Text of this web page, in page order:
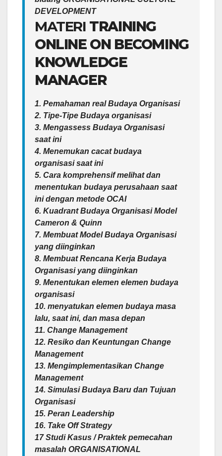
DEVELOPMENT
MATERI TRAINING
ONLINE ON BECOMING
KNOWLEDGE
MANAGER
1. Pemahaman real Budaya Organisasi
2. Tipe-Tipe Budaya organisasi
3. Mengassess Budaya Organisasi
saat ini
4. Menemukan cacat budaya
organisasi saat ini
5. Cara komprehensif melihat dan
menentukan budaya perusahaan saat
ini dengan metode OCAI
6. Kuadrant Budaya Organisasi Model
Cameron & Quinn
7. Membuat Model Budaya Organisasi
yang diinginkan
8. Membuat Rencana Kerja Budaya
Organisasi yang diinginkan
9. Menentukan elemen elemen budaya
organisasi
10. menyatukan elemen budaya masa
lalu, saat ini, dan masa depan
11. Change Management
12. Resiko dan Keuntungan Change
Management
13. Mengimplementasikan Change
Management
14. Simulasi Budaya Baru dan Tujuan
Organisasi
15. Peran Leadership
16. Take Off Strategy
17 Studi Kasus / Praktek pemecahan
masalah ORGANISATIONAL